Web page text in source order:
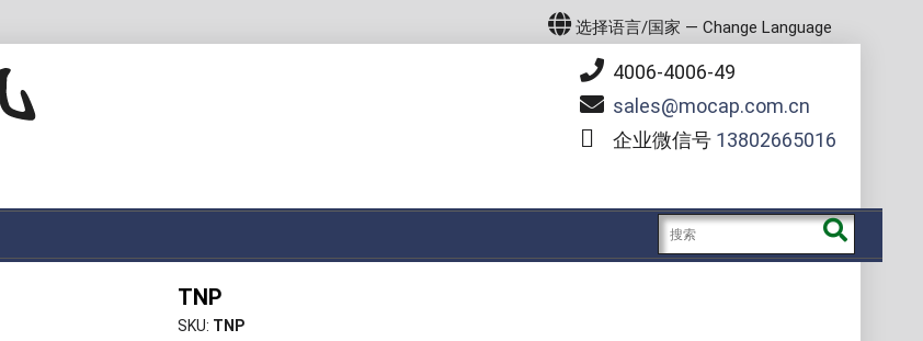
选择语言/国家 — Change Language
4006-4006-49
sales
mocap.com.cn
企业微信号 13802665016
TNP
SKU TNP